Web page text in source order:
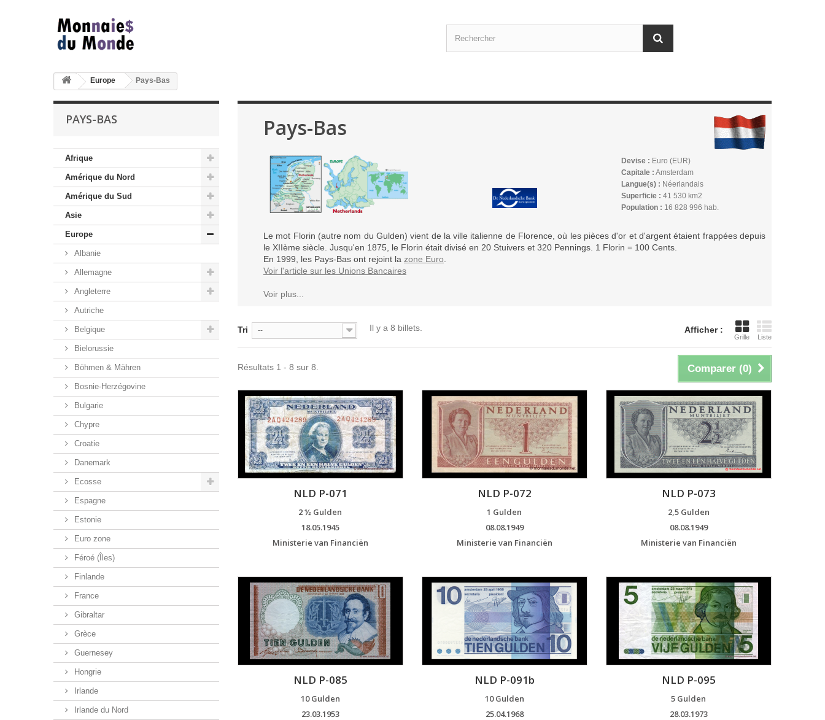
Europe Pays-Bas
PAYS-BAS
Afrique
Amérique du Nord
Amérique du Sud
Asie
Europe
Albanie
Allemagne
Angleterre
Autriche
Belgique
Bielorussie
Böhmen & Mähren
Bosnie-Herzégovine
Bulgarie
Chypre
Croatie
Danemark
Ecosse
Espagne
Estonie
Euro zone
Féroé (Îles)
Finlande
France
Gibraltar
Grèce
Guernesey
Hongrie
Irlande
Irlande du Nord
Pays-Bas
Devise : Euro (EUR)
Capitale : Amsterdam
Langue(s) : Néerlandais
Superficie : 41 530 km2
Population : 16 828 996 hab.
Le mot Florin (autre nom du Gulden) vient de la ville italienne de Florence, où les pièces d'or et d'argent étaient frappées depuis
le XIIème siècle. Jusqu'en 1875, le Florin était divisé en 20 Stuivers et 320 Pennings. 1 Florin = 100 Cents.
En 1999, les Pays-Bas ont rejoint la zone Euro
Voir l'article sur les Unions Bancaires
Voir plus...
Afficher :
Grille Liste
Tri -- Il y a 8 billets.
Comparer (0)
Résultats 1 - 8 sur 8.
NLD P-071
2 ½ Gulden
18.05.1945
Ministerie van Financiën
NLD P-072
1 Gulden
08.08.1949
Ministerie van Financiën
NLD P-073
2,5 Gulden
08.08.1949
Ministerie van Financiën
NLD P-085
10 Gulden
23.03.1953
NLD P-091b
10 Gulden
25.04.1968
NLD P-095
5 Gulden
28.03.1973